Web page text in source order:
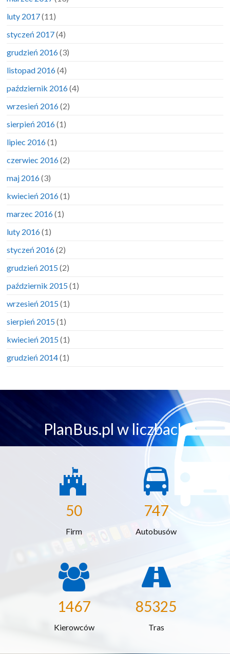
luty 2017(11)
styczeń 2017(4)
grudzień 2016(3)
listopad 2016(4)
październik 2016(4)
wrzesień 2016(2)
sierpień 2016(1)
lipiec 2016(1)
czerwiec 2016(2)
maj 2016(3)
kwiecień 2016(1)
marzec 2016(1)
luty 2016(1)
styczeń 2016(2)
grudzień 2015(2)
październik 2015(1)
wrzesień 2015(1)
sierpień 2015(1)
kwiecień 2015(1)
grudzień 2014(1)
PlanBus.pl w liczbach
50
Firm
747
Autobusów
1467
Kierowców
85325
Tras